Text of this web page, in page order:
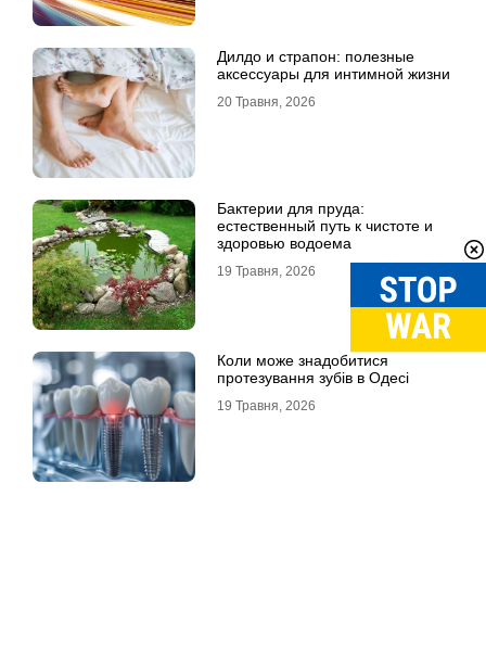
Дилдо и страпон: полезные
аксессуары для интимной жизни
20 Травня, 2026
Бактерии для пруда:
естественный путь к чистоте и
здоровью водоема
19 Травня, 2026
Коли може знадобитися
протезування зубів в Одесі
19 Травня, 2026